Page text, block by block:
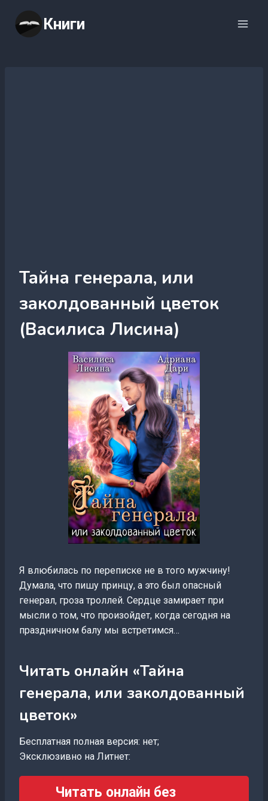
содержимому
Книги
Тайна генерала, или
заколдованный цветок
(Василиса Лисина)
Я влюбилась по переписке не в того мужчину!
Думала, что пишу принцу, а это был опасный
генерал, гроза троллей. Сердце замирает при
мысли о том, что произойдет, когда сегодня на
праздничном балу мы встретимся…
Читать онлайн «Тайна
генерала, или заколдованный
цветок»
Бесплатная полная версия: нет;
Эксклюзивно на Литнет:
Читать онлайн без